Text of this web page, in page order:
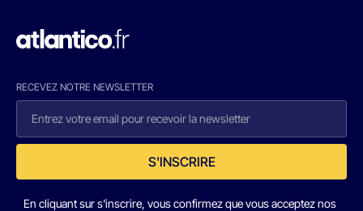
RECEVEZ NOTRE NEWSLETTER
S'INSCRIRE
En cliquant sur s'inscrire, vous confirmez que vous acceptez nos